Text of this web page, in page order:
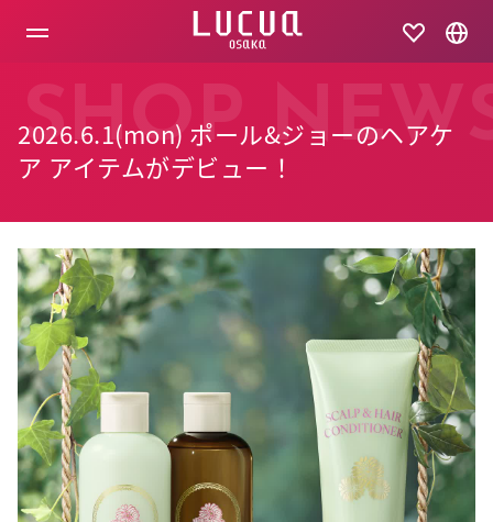
2026.6.1(mon) ポール&ジョーのヘアケ
ア アイテムがデビュー！
SHOP